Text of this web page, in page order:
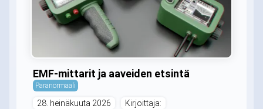
EMF-mittarit ja aaveiden etsintä
Paranormaali
28. heinäkuuta 2026 Kirjoittaja: